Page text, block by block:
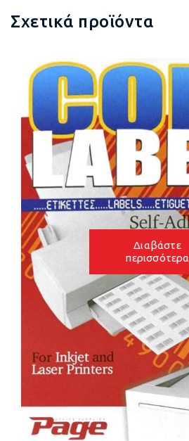
Σχετικά προϊόντα
Διαβάστε
περισσότερα